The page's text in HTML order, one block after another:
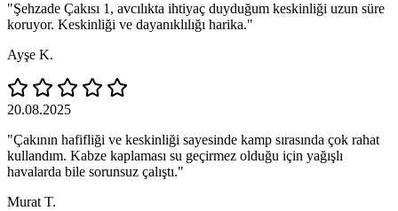
"Şehzade Çakısı 1, avcılıkta ihtiyaç duyduğum keskinliği uzun süre
koruyor. Keskinliği ve dayanıklılığı harika."
Ayşe K.
20.08.2025
"Çakının hafifliği ve keskinliği sayesinde kamp sırasında çok rahat
kullandım. Kabze kaplaması su geçirmez olduğu için yağışlı
havalarda bile sorunsuz çalıştı."
Murat T.